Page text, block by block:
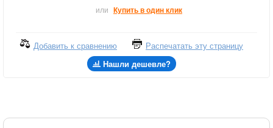
или Купить в один клик
Добавить к сравнению
Распечатать эту страницу
Нашли дешевле?